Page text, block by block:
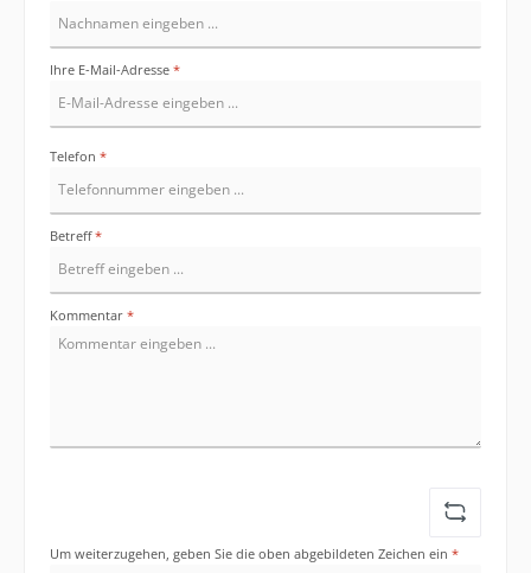
Ihre E-Mail-Adresse *
Telefon *
Betreff*
Kommentar *
Um weiterzugehen, geben Sie die oben abgebildeten Zeichen ein *